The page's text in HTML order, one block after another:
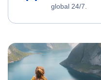
global 24/7.